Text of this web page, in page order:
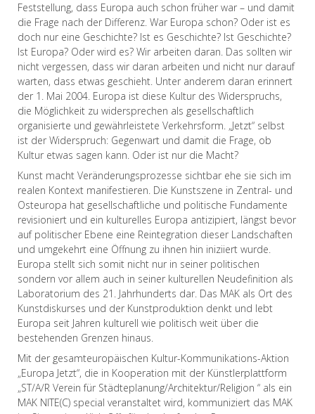
Feststellung, dass Europa auch schon früher war – und damit
die Frage nach der Differenz. War Europa schon? Oder ist es
doch nur eine Geschichte? Ist es Geschichte? Ist Geschichte?
Ist Europa? Oder wird es? Wir arbeiten daran. Das sollten wir
nicht vergessen, dass wir daran arbeiten und nicht nur darauf
warten, dass etwas geschieht. Unter anderem daran erinnert
der 1. Mai 2004. Europa ist diese Kultur des Widerspruchs,
die Möglichkeit zu widersprechen als gesellschaftlich
organisierte und gewährleistete Verkehrsform. „Jetzt“ selbst
ist der Widerspruch: Gegenwart und damit die Frage, ob
Kultur etwas sagen kann. Oder ist nur die Macht?
Kunst macht Veränderungsprozesse sichtbar ehe sie sich im
realen Kontext manifestieren. Die Kunstszene in Zentral- und
Osteuropa hat gesellschaftliche und politische Fundamente
revisioniert und ein kulturelles Europa antizipiert, längst bevor
auf politischer Ebene eine Reintegration dieser Landschaften
und umgekehrt eine Öffnung zu ihnen hin iniziiert wurde.
Europa stellt sich somit nicht nur in seiner politischen
sondern vor allem auch in seiner kulturellen Neudefinition als
Laboratorium des 21. Jahrhunderts dar. Das MAK als Ort des
Kunstdiskurses und der Kunstproduktion denkt und lebt
Europa seit Jahren kulturell wie politisch weit über die
bestehenden Grenzen hinaus.
Mit der gesamteuropäischen Kultur-Kommunikations-Aktion
„Europa Jetzt“, die in Kooperation mit der Künstlerplattform
„ST/A/R Verein für Städteplanung/Architektur/Religion “ als ein
MAK NITE(C) special veranstaltet wird, kommuniziert das MAK